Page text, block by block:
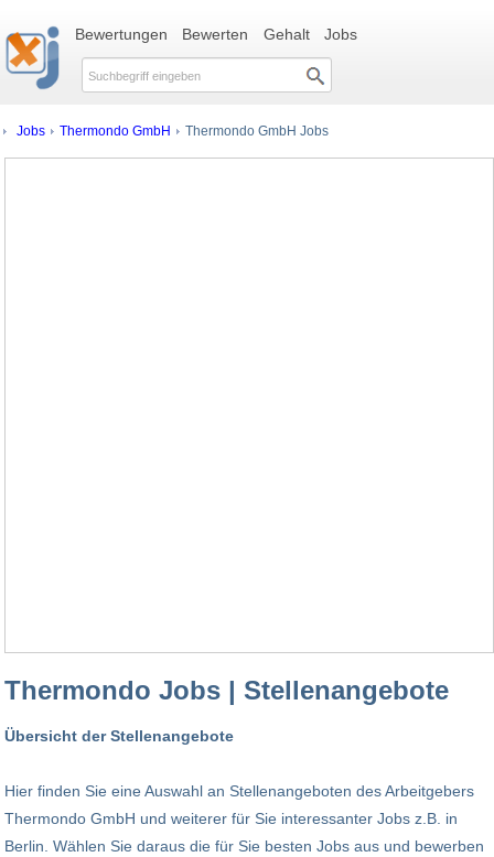
Bewertungen Bewerten Gehalt Jobs
Jobs Thermondo GmbH Thermondo GmbH Jobs
Thermondo Jobs | Stellenangebote
Übersicht der Stellenangebote
Hier finden Sie eine Auswahl an Stellenangeboten des Arbeitgebers
Thermondo GmbH und weiterer für Sie interessanter Jobs z.B. in
Berlin. Wählen Sie daraus die für Sie besten Jobs aus und bewerben